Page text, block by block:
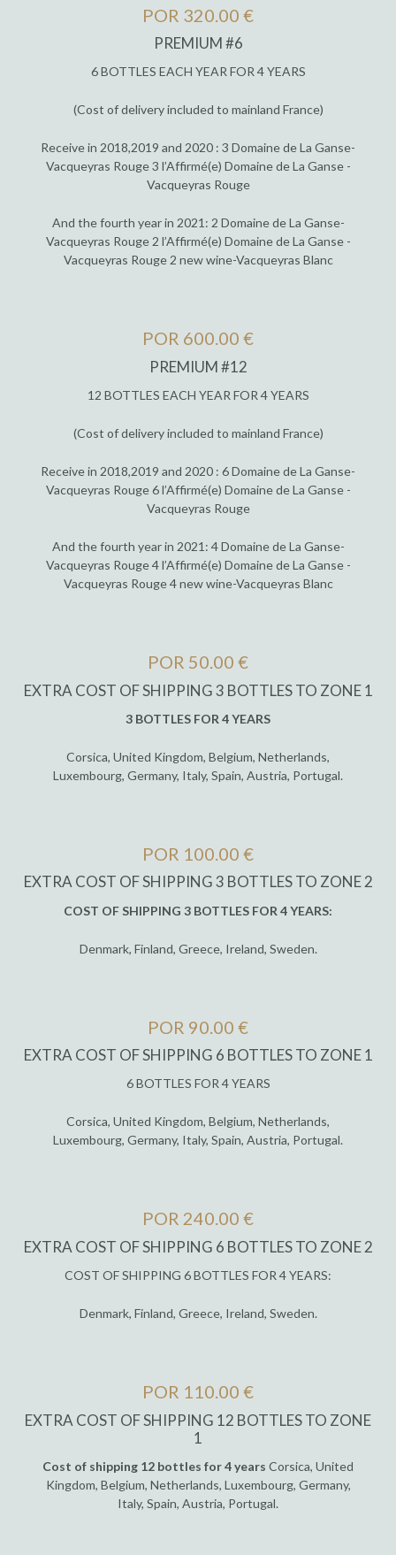
POR 320.00 €
PREMIUM #6
6 BOTTLES EACH YEAR FOR 4 YEARS
(Cost of delivery included to mainland France)
Receive in 2018,2019 and 2020 : 3 Domaine de La Ganse-
Vacqueyras Rouge 3 l’Affirmé(e) Domaine de La Ganse -
Vacqueyras Rouge
And the fourth year in 2021: 2 Domaine de La Ganse-
Vacqueyras Rouge 2 l’Affirmé(e) Domaine de La Ganse -
Vacqueyras Rouge 2 new wine-Vacqueyras Blanc
POR 600.00 €
PREMIUM #12
12 BOTTLES EACH YEAR FOR 4 YEARS
(Cost of delivery included to mainland France)
Receive in 2018,2019 and 2020 : 6 Domaine de La Ganse-
Vacqueyras Rouge 6 l’Affirmé(e) Domaine de La Ganse -
Vacqueyras Rouge
And the fourth year in 2021: 4 Domaine de La Ganse-
Vacqueyras Rouge 4 l’Affirmé(e) Domaine de La Ganse -
Vacqueyras Rouge 4 new wine-Vacqueyras Blanc
POR 50.00 €
EXTRA COST OF SHIPPING 3 BOTTLES TO ZONE 1
3 BOTTLES FOR 4 YEARS
Corsica, United Kingdom, Belgium, Netherlands,
Luxembourg, Germany, Italy, Spain, Austria, Portugal.
POR 100.00 €
EXTRA COST OF SHIPPING 3 BOTTLES TO ZONE 2
COST OF SHIPPING 3 BOTTLES FOR 4 YEARS:
Denmark, Finland, Greece, Ireland, Sweden.
POR 90.00 €
EXTRA COST OF SHIPPING 6 BOTTLES TO ZONE 1
6 BOTTLES FOR 4 YEARS
Corsica, United Kingdom, Belgium, Netherlands,
Luxembourg, Germany, Italy, Spain, Austria, Portugal.
POR 240.00 €
EXTRA COST OF SHIPPING 6 BOTTLES TO ZONE 2
COST OF SHIPPING 6 BOTTLES FOR 4 YEARS:
Denmark, Finland, Greece, Ireland, Sweden.
POR 110.00 €
EXTRA COST OF SHIPPING 12 BOTTLES TO ZONE
1
Cost of shipping 12 bottles for 4 years Corsica, United
Kingdom, Belgium, Netherlands, Luxembourg, Germany,
Italy, Spain, Austria, Portugal.